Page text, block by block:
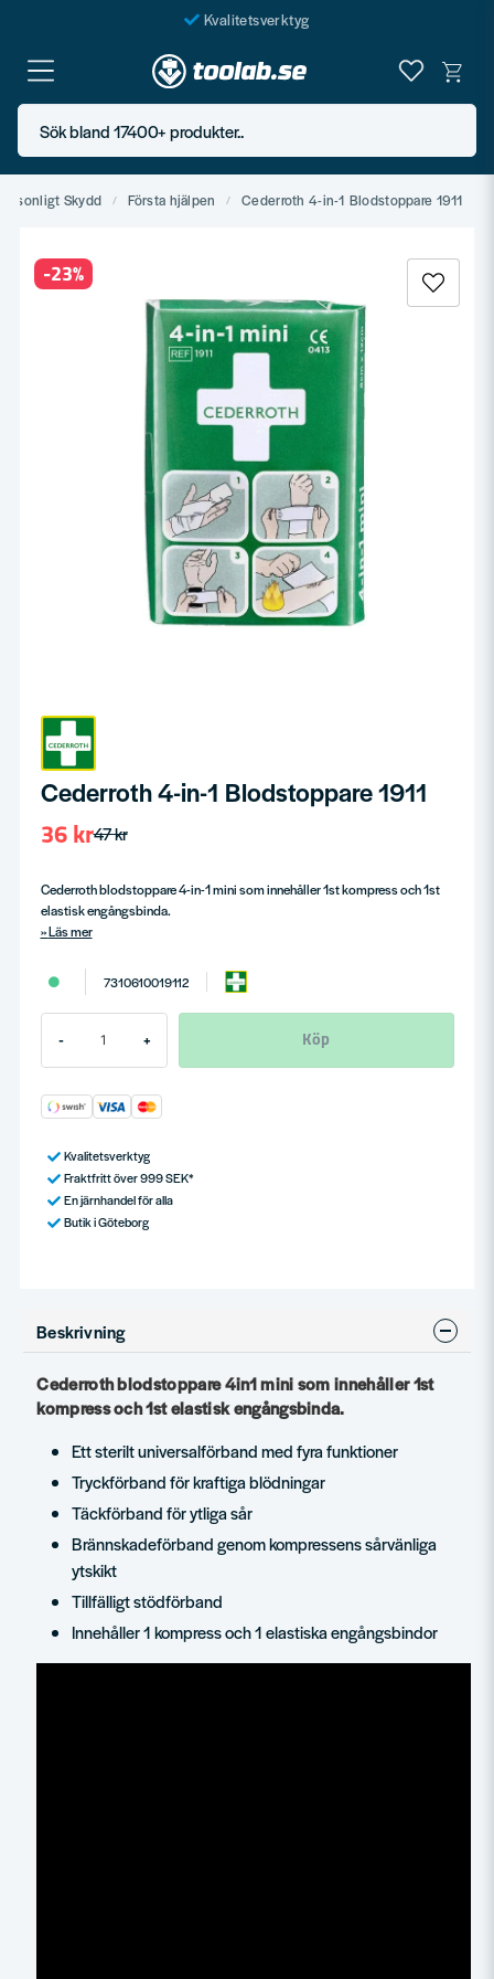
Kvalitetsverktyg
Fraktfritt över 999 SEK*
En järnhandel för alla
Butik i Göteborg
Sök bland 17400+ produkter..
Skydd Första hjälpen Cederroth 4-in-1 Blodstoppare 1911
-23%
Cederroth 4-in-1 Blodstoppare 1911
47 kr
36 kr
Cederroth blodstoppare 4-in-1 mini som innehåller 1st kompress och 1st
elastisk engångsbinda.
Läs mer
7310610019112
- + Köp
Kvalitetsverktyg
Fraktfritt över 999 SEK*
En järnhandel för alla
Butik i Göteborg
Beskrivning
Cederroth blodstoppare 4in1 mini som innehåller 1st
kompress och 1st elastisk engångsbinda.
Ett sterilt universalförband med fyra funktioner
Tryckförband för kraftiga blödningar
Täckförband för ytliga sår
Brännskadeförband genom kompressens sårvänliga
ytskikt
Tillfälligt stödförband
Innehåller 1 kompress och 1 elastiska engångsbindor